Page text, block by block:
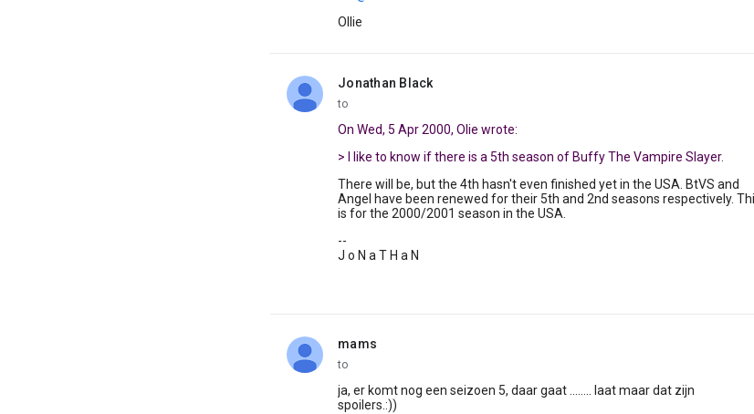
Ollie
Jonathan Black
unread,
to
On Wed, 5 Apr 2000, Olie wrote:
> I like to know if there is a 5th season of Buffy The Vampire Slayer.
There will be, but the 4th hasn't even finished yet in the USA. BtVS and
Angel have been renewed for their 5th and 2nd seasons respectively.
is for the 2000/2001 season in the USA.
--
J o N a T H a N
mams
unread,
to
ja, er komt nog een seizoen 5, daar gaat ........ laat maar dat zijn
spoilers.:))